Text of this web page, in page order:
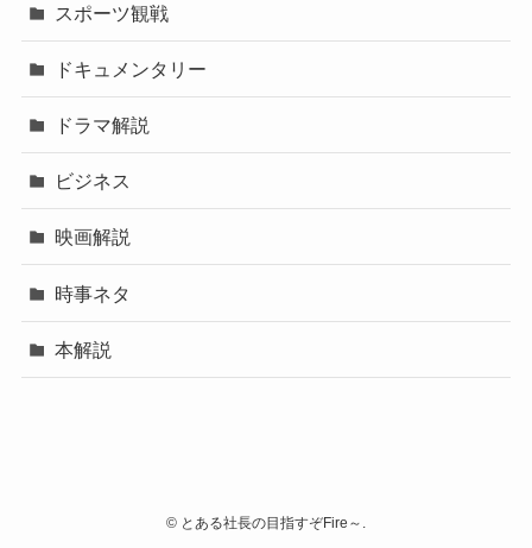
スポーツ観戦
ドキュメンタリー
ドラマ解説
ビジネス
映画解説
時事ネタ
本解説
© とある社長の目指すぞFire～.